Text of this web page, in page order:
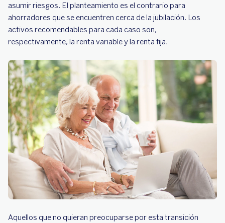
asumir riesgos. El planteamiento es el contrario para
ahorradores que se encuentren cerca de la jubilación. Los
activos recomendables para cada caso son,
respectivamente, la renta variable y la renta fija.
Aquellos que no quieran preocuparse por esta transición